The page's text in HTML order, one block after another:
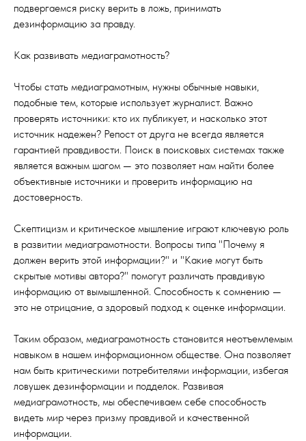
подвергаемся риску верить в ложь, принимать
дезинформацию за правду.
Как развивать медиаграмотность?
Чтобы стать медиаграмотным, нужны обычные навыки,
подобные тем, которые использует журналист. Важно
проверять источники: кто их публикует, и насколько этот
источник надежен? Репост от друга не всегда является
гарантией правдивости. Поиск в поисковых системах также
является важным шагом — это позволяет нам найти более
объективные источники и проверить информацию на
достоверность.
Скептицизм и критическое мышление играют ключевую роль
в развитии медиаграмотности. Вопросы типа "Почему я
должен верить этой информации?" и "Какие могут быть
скрытые мотивы автора?" помогут различать правдивую
информацию от вымышленной. Способность к сомнению —
это не отрицание, а здоровый подход к оценке информации.
Таким образом, медиаграмотность становится неотъемлемым
навыком в нашем информационном обществе. Она позволяет
нам быть критическими потребителями информации, избегая
ловушек дезинформации и подделок. Развивая
медиаграмотность, мы обеспечиваем себе способность
видеть мир через призму правдивой и качественной
информации.